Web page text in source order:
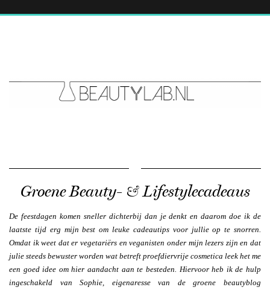
Groene Beauty- & Lifestylecadeaus
De feestdagen komen sneller dichterbij dan je denkt en daarom doe ik de
laatste tijd erg mijn best om leuke cadeautips voor jullie op te snorren.
Omdat ik weet dat er vegetariërs en veganisten onder mijn lezers zijn en dat
julie steeds bewuster worden wat betreft proefdiervrije cosmetica leek het me
een goed idee om hier aandacht aan te besteden. Hiervoor heb ik de hulp
ingeschakeld van Sophie, eigenaresse van de groene beautyblog